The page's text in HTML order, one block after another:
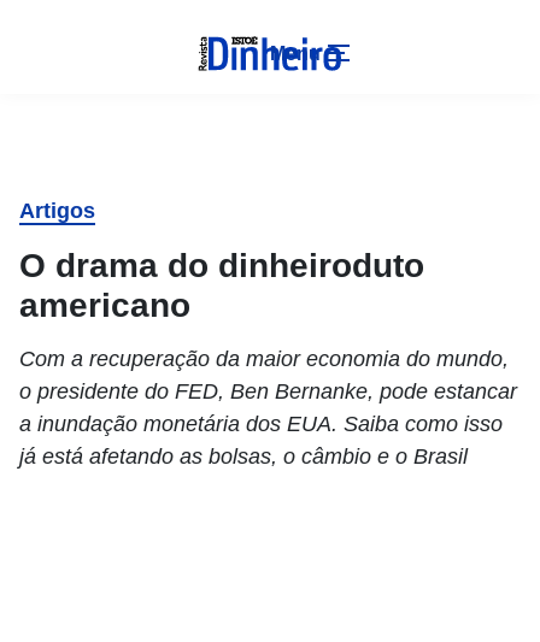
Menu
Artigos
O drama do dinheiroduto
americano
Com a recuperação da maior economia do mundo,
o presidente do FED, Ben Bernanke, pode estancar
a inundação monetária dos EUA. Saiba como isso
já está afetando as bolsas, o câmbio e o Brasil